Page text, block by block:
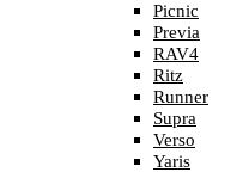
Picnic
Previa
RAV4
Ritz
Runner
Supra
Verso
Yaris